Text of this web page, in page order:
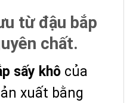
từ đậu bắp
chất.
sấy khô của
xuất bằng